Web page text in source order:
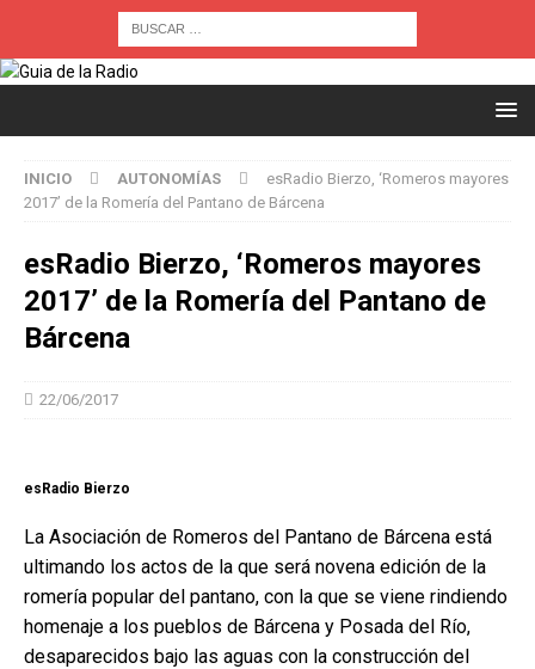
INICIO AUTONOMÍAS
esRadio Bierzo, ‘Romeros mayores
2017’ de la Romería del Pantano de Bárcena
esRadio Bierzo, ‘Romeros mayores
2017’ de la Romería del Pantano de
Bárcena
22/06/2017
esRadio Bierzo
La Asociación de Romeros del Pantano de Bárcena está
ultimando los actos de la que será novena edición de la
romería popular del pantano, con la que se viene rindiendo
homenaje a los pueblos de Bárcena y Posada del Río,
desaparecidos bajo las aguas con la construcción del